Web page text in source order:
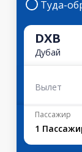
Туда-
DXB
Дубай
Вылет
Пассажир
1